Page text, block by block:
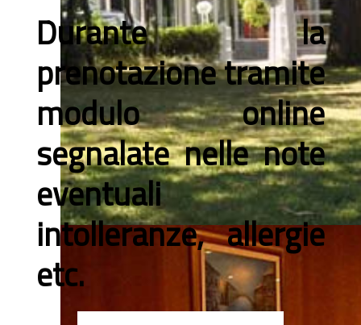
Durante la
prenotazione tramite
modulo online
segnalate nelle note
eventuali
intolleranze, allergie
etc.